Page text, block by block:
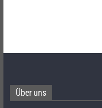
Über uns